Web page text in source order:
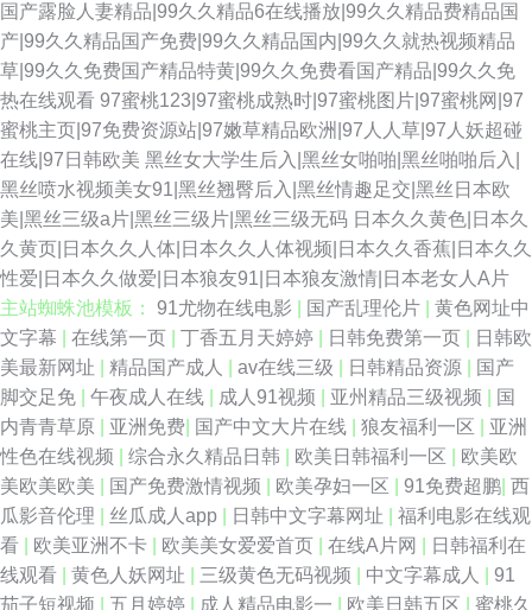
国产露脸人妻精品|99久久精品6在线播放|99久久精品费精品国
产|99久久精品国产免费|99久久精品国内|99久久就热视频精品
草|99久久免费国产精品特黄|99久久免费看国产精品|99久久免
热在线观看 97蜜桃123|97蜜桃成熟时|97蜜桃图片|97蜜桃网|97
蜜桃主页|97免费资源站|97嫩草精品欧洲|97人人草|97人妖超碰
在线|97日韩欧美 黑丝女大学生后入|黑丝女啪啪|黑丝啪啪后入|
黑丝喷水视频美女91|黑丝翘臀后入|黑丝情趣足交|黑丝日本欧
美|黑丝三级a片|黑丝三级片|黑丝三级无码 日本久久黄色|日本久
久黄页|日本久久人体|日本久久人体视频|日本久久香蕉|日本久久
性爱|日本久久做爱|日本狼友91|日本狼友激情|日本老女人A片
主站蜘蛛池模板： 91尤物在线电影 国产乱理伦片
黄色网址中
文字幕
在线第一页 丁香五月天婷婷 日韩免费第一页
日韩欧
美最新网址
精品国产成人 av在线三级 日韩精品资源
国产
脚交足免
午夜成人在线 成人91视频 亚州精品三级视频
国
内青青草原
亚洲免费 国产中文大片在线 狼友福利一区
亚洲
性色在线视频
综合永久精品日韩 欧美日韩福利一区
欧美欧
美欧美欧美
国产免费激情视频 欧美孕妇一区 91免费超鹏 西
瓜影音伦理
丝瓜成人app 日韩中文字幕网址
福利电影在线观
看
欧美亚洲不卡 欧美美女爱爱首页 在线A片网
日韩福利在
线观看
黄色人妖网址 三级黄色无码视频 中文字幕成人
91
茄子短视频
五月婷婷 成人精品电影一 欧美日韩五区 蜜桃久